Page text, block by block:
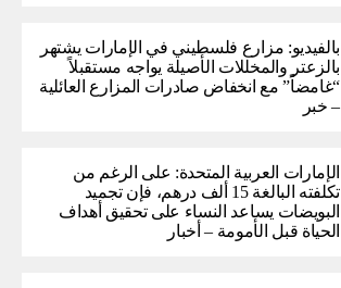
بالفيديو: مزارع فلسطيني في الإمارات يشتهر
بالزعتر والمخللات الأصيلة يواجه مستقبلاً
“غامضاً” ​​مع انخفاض صادرات المزارع العائلية
– خبر
الإمارات العربية المتحدة: على الرغم من
تكلفته البالغة 15 ألف درهم، فإن تجميد
البويضات يساعد النساء على تحقيق أهداف
الحياة قبل الأمومة – أخبار